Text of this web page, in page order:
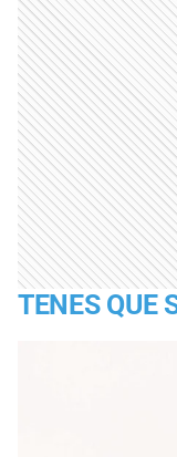
TENES QUE